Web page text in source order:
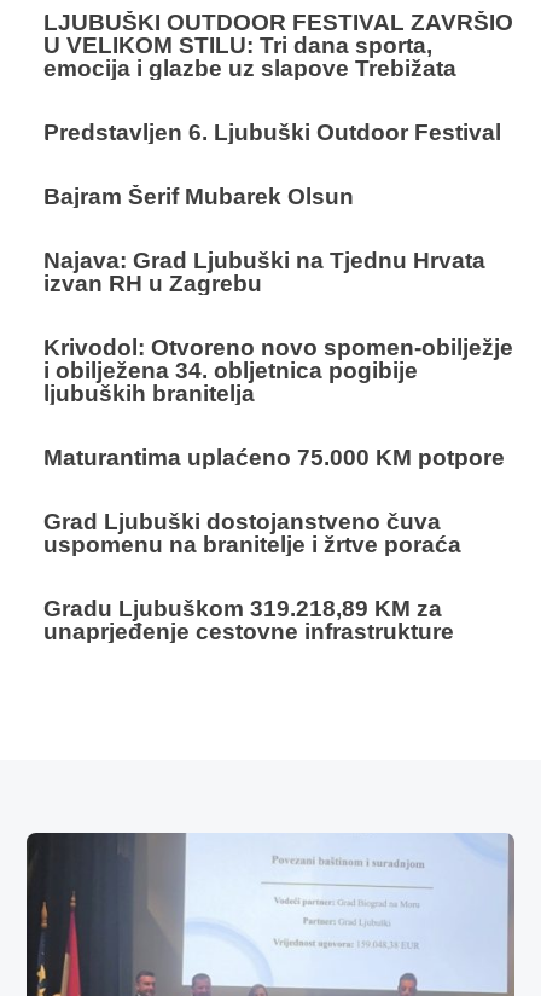
LJUBUŠKI OUTDOOR FESTIVAL ZAVRŠIO
U VELIKOM STILU: Tri dana sporta,
emocija i glazbe uz slapove Trebižata
Predstavljen 6. Ljubuški Outdoor Festival
Bajram Šerif Mubarek Olsun
Najava: Grad Ljubuški na Tjednu Hrvata
izvan RH u Zagrebu
Krivodol: Otvoreno novo spomen-obilježje
i obilježena 34. obljetnica pogibije
ljubuških branitelja
Maturantima uplaćeno 75.000 KM potpore
Grad Ljubuški dostojanstveno čuva
uspomenu na branitelje i žrtve poraća
Gradu Ljubuškom 319.218,89 KM za
unaprjeđenje cestovne infrastrukture